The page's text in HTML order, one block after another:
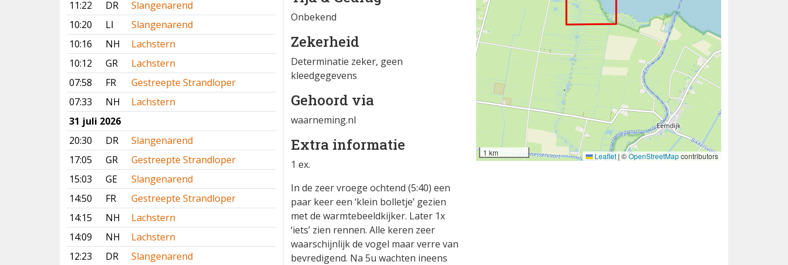
11:22
DR
Slangenarend
10:20
LI
Slangenarend
10:16
NH
Lachstern
10:12
GR
Lachstern
07:58
FR
Gestreepte Strandloper
07:33
NH
Lachstern
31 juli 2026
20:30
DR
Slangenarend
17:05
GR
Gestreepte Strandloper
15:03
GE
Slangenarend
14:50
FR
Gestreepte Strandloper
14:15
NH
Lachstern
14:09
NH
Lachstern
12:23
DR
Slangenarend
Onbekend
Zekerheid
Determinatie zeker, geen
kleedgegevens
Gehoord via
waarneming.nl
Extra informatie
1 ex.
In de zeer vroege ochtend (5:40) een
paar keer een ‘klein bolletje’ gezien
met de warmtebeeldkijker. Later 1x
‘iets’ zien rennen. Alle keren zeer
waarschijnlijk de vogel maar verre van
bevredigend. Na 5u wachten ineens
1 km Leaflet | ©OpenStreetMapcontributors